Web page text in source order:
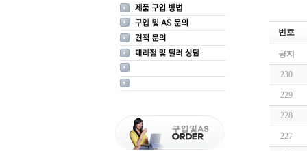
번호
공지
230
229
228
227